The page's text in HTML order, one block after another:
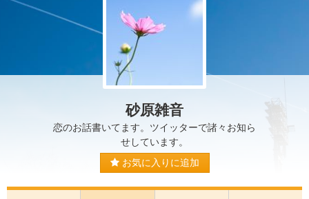
砂原雑音
恋のお話書いてます。ツイッターで諸々お知ら
せしています。
お気に入りに追加